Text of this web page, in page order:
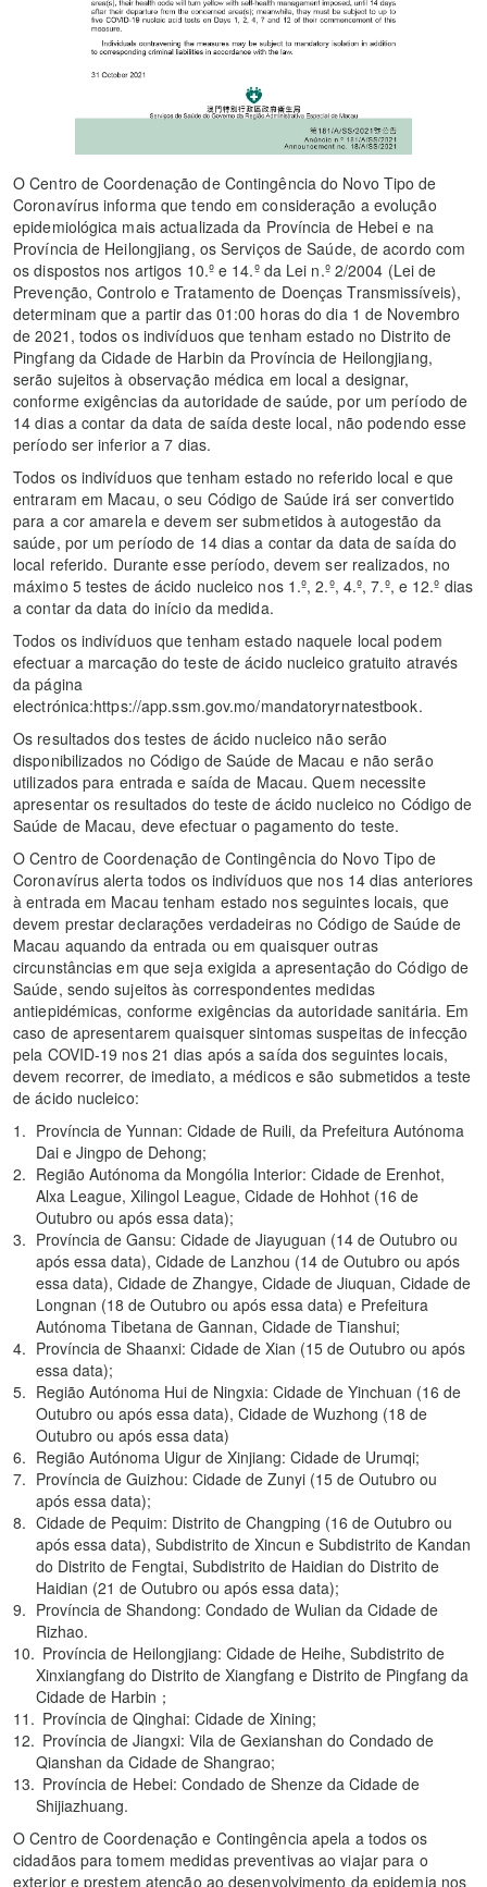
O Centro de Coordenação de Contingência do Novo Tipo de
Coronavírus informa que tendo em consideração a evolução
epidemiológica mais actualizada da Província de Hebei e na
Província de Heilongjiang, os Serviços de Saúde, de acordo com
os dispostos nos artigos 10.º e 14.º da Lei n.º 2/2004 (Lei de
Prevenção, Controlo e Tratamento de Doenças Transmissíveis),
determinam que a partir das 01:00 horas do dia 1 de Novembro
de 2021, todos os indivíduos que tenham estado no Distrito de
Pingfang da Cidade de Harbin da Província de Heilongjiang,
serão sujeitos à observação médica em local a designar,
conforme exigências da autoridade de saúde, por um período de
14 dias a contar da data de saída deste local, não podendo esse
período ser inferior a 7 dias.
Todos os indivíduos que tenham estado no referido local e que
entraram em Macau, o seu Código de Saúde irá ser convertido
para a cor amarela e devem ser submetidos à autogestão da
saúde, por um período de 14 dias a contar da data de saída do
local referido. Durante esse período, devem ser realizados, no
máximo 5 testes de ácido nucleico nos 1.º, 2.º, 4.º, 7.º, e 12.º dias
a contar da data do início da medida.
Todos os indivíduos que tenham estado naquele local podem
efectuar a marcação do teste de ácido nucleico gratuito através
da página
electrónica:https://app.ssm.gov.mo/mandatoryrnatestbook.
Os resultados dos testes de ácido nucleico não serão
disponibilizados no Código de Saúde de Macau e não serão
utilizados para entrada e saída de Macau. Quem necessite
apresentar os resultados do teste de ácido nucleico no Código de
Saúde de Macau, deve efectuar o pagamento do teste.
O Centro de Coordenação de Contingência do Novo Tipo de
Coronavírus alerta todos os indivíduos que nos 14 dias anteriores
à entrada em Macau tenham estado nos seguintes locais, que
devem prestar declarações verdadeiras no Código de Saúde de
Macau aquando da entrada ou em quaisquer outras
circunstâncias em que seja exigida a apresentação do Código de
Saúde, sendo sujeitos às correspondentes medidas
antiepidémicas, conforme exigências da autoridade sanitária. Em
caso de apresentarem quaisquer sintomas suspeitas de infecção
pela COVID-19 nos 21 dias após a saída dos seguintes locais,
devem recorrer, de imediato, a médicos e são submetidos a teste
de ácido nucleico:
Província de Yunnan: Cidade de Ruili, da Prefeitura Autónoma
Dai e Jingpo de Dehong;
Região Autónoma da Mongólia Interior: Cidade de Erenhot,
Alxa League, Xilingol League, Cidade de Hohhot (16 de
Outubro ou após essa data);
Província de Gansu: Cidade de Jiayuguan (14 de Outubro ou
após essa data), Cidade de Lanzhou (14 de Outubro ou após
essa data), Cidade de Zhangye, Cidade de Jiuquan, Cidade de
Longnan (18 de Outubro ou após essa data) e Prefeitura
Autónoma Tibetana de Gannan, Cidade de Tianshui;
Província de Shaanxi: Cidade de Xian (15 de Outubro ou após
essa data);
Região Autónoma Hui de Ningxia: Cidade de Yinchuan (16 de
Outubro ou após essa data), Cidade de Wuzhong (18 de
Outubro ou após essa data)
Região Autónoma Uigur de Xinjiang: Cidade de Urumqi;
Província de Guizhou: Cidade de Zunyi (15 de Outubro ou
após essa data);
Cidade de Pequim: Distrito de Changping (16 de Outubro ou
após essa data), Subdistrito de Xincun e Subdistrito de Kandan
do Distrito de Fengtai, Subdistrito de Haidian do Distrito de
Haidian (21 de Outubro ou após essa data);
Província de Shandong: Condado de Wulian da Cidade de
Rizhao.
Província de Heilongjiang: Cidade de Heihe, Subdistrito de
Xinxiangfang do Distrito de Xiangfang e Distrito de Pingfang da
Cidade de Harbin；
Província de Qinghai: Cidade de Xining;
Província de Jiangxi: Vila de Gexianshan do Condado de
Qianshan da Cidade de Shangrao;
Província de Hebei: Condado de Shenze da Cidade de
Shijiazhuang.
O Centro de Coordenação e Contingência apela a todos os
cidadãos para tomem medidas preventivas ao viajar para o
exterior e prestem atenção ao desenvolvimento da epidemia nos